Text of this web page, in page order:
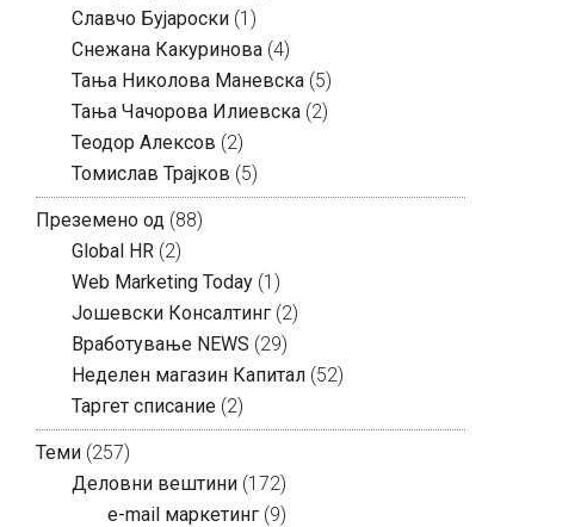
Славчо Бујароски (1)
Снежана Какуринова (4)
Тања Николова Маневска (5)
Тања Чачорова Илиевска (2)
Теодор Алексов (2)
Томислав Трајков (5)
Преземено од (88)
Global HR (2)
Web Marketing Today (1)
Јошевски Консалтинг (2)
Вработување NEWS (29)
Неделен магазин Капитал (52)
Таргет списание (2)
Теми (257)
Деловни вештини (172)
e-mail маркетинг (9)